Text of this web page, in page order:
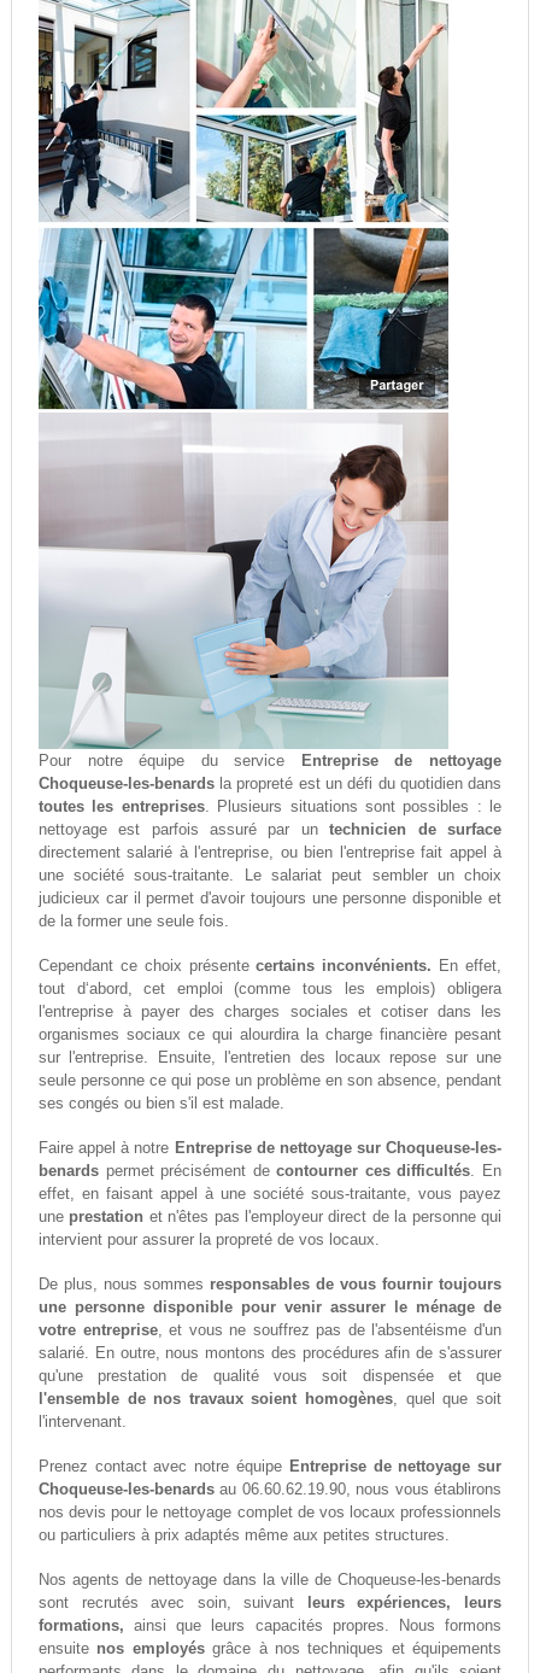
Pour notre équipe du service
Entreprise de nettoyage
Choqueuse-les-benardsla propreté est un défi du quotidien dans
toutes les entreprises. Plusieurs situations sont possibles : le
nettoyage est parfois assuré par untechnicien de surface
directement salarié à l'entreprise, ou bien l'entreprise fait appel à
une société sous-traitante. Le salariat peut sembler un choix
judicieux car il permet d'avoir toujours une personne disponible et
de la former une seule fois.
Cependant ce choix présentecertains inconvénients. En effet,
tout d‘abord, cet emploi (comme tous les emplois) obligera
l'entreprise à payer des charges sociales et cotiser dans les
organismes sociaux ce qui alourdira la charge financière pesant
sur l'entreprise. Ensuite, l'entretien des locaux repose sur une
seule personne ce qui pose un problème en son absence, pendant
ses congés ou bien s'il est malade.
Faire appel à notre Entreprise de nettoyage sur Choqueuse-les-
benardspermet précisément decontourner ces difficultés. En
effet, en faisant appel à une société sous-traitante, vous payez
une prestation et n'êtes pas l'employeur direct de la personne qui
intervient pour assurer la propreté de vos locaux.
De plus, nous sommes responsables de vous fournir toujours
une personne disponible pour venir assurer le ménage de
votre entreprise, et vous ne souffrez pas de l'absentéisme d'un
salarié. En outre, nous montons des procédures afin de s'assurer
qu'une prestation de qualité vous soit dispensée et que
l'ensemble de nos travaux soient homogènes, quel que soit
l'intervenant.
Prenez contact avec notre équipe Entreprise de nettoyage sur
Choqueuse-les-benardsau 06.60.62.19.90, nous vous établirons
nos devis pour le nettoyage complet de vos locaux professionnels
ou particuliers à prix adaptés même aux petites structures.
Nos agents de nettoyage dans la ville de Choqueuse-les-benards
sont recrutés avec soin, suivant
leurs expériences, leurs
formations, ainsi que leurs capacités propres. Nous formons
ensuite nos employésgrâce à nos techniques et équipements